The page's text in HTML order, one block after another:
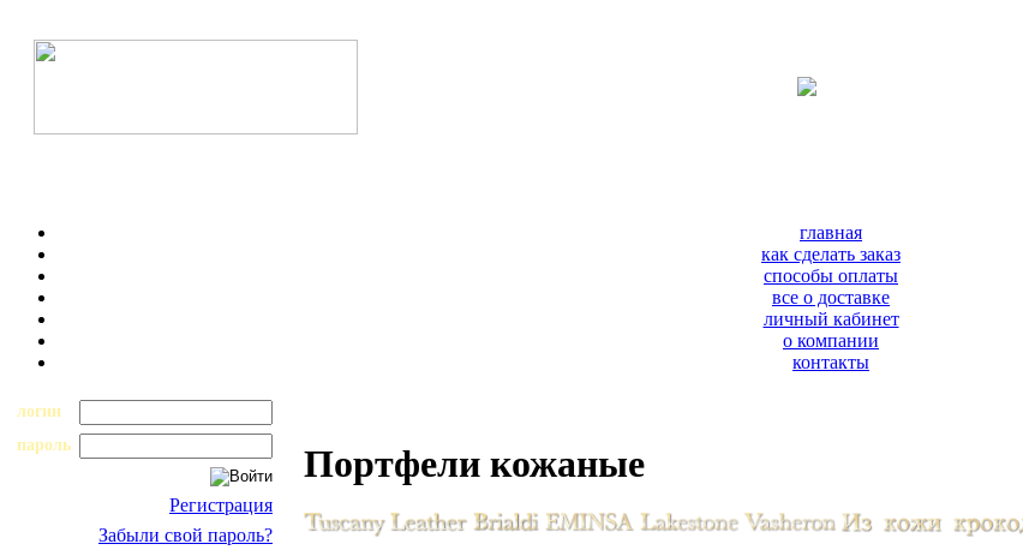
главная
как сделать заказ
способы оплаты
все о доставке
личный кабинет
о компании
контакты
логин
пароль
Регистрация
Забыли свой пароль?
Портфели кожаные